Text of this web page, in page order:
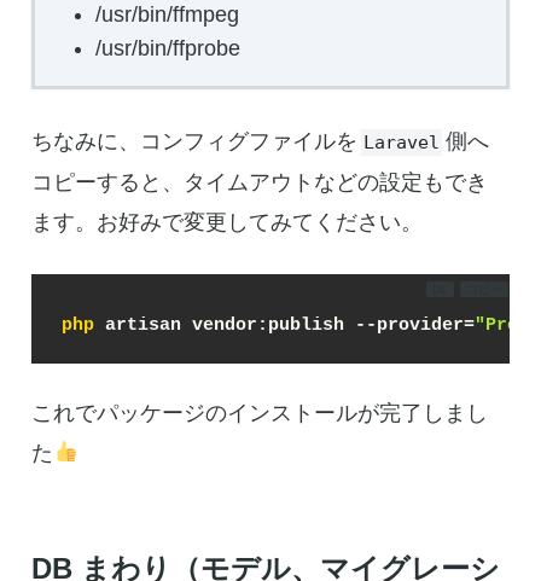
/usr/bin/ffmpeg
/usr/bin/ffprobe
ちなみに、コンフィグファイルを Laravel 側へ
コピーすると、タイムアウトなどの設定もでき
ます。お好みで変更してみてください。
php artisan vendor:publish --provider="
これでパッケージのインストールが完了しまし
た
DB まわり（モデル、マイグレーシ